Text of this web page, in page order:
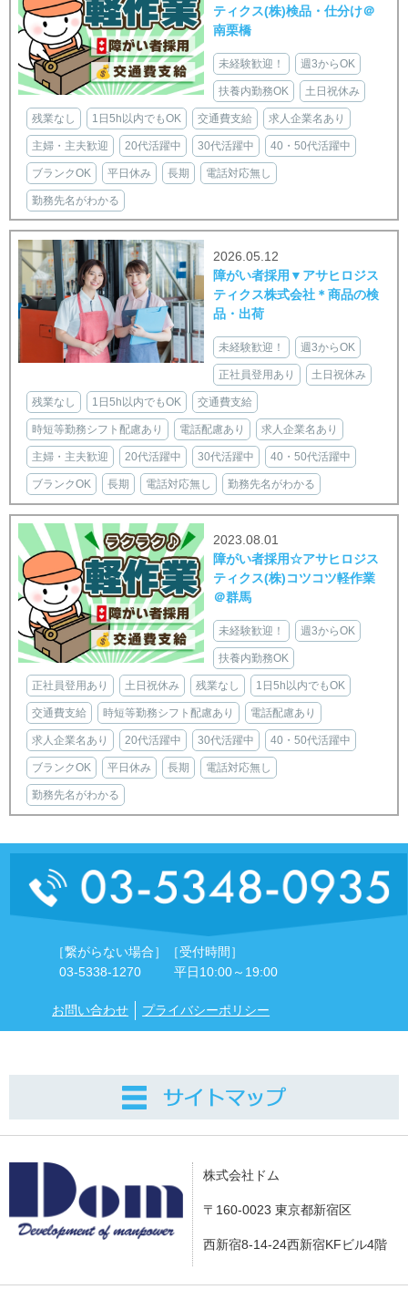
ティクス(株)検品・仕分け＠
南栗橋
未経験歓迎！ 週3からOK
扶養内勤務OK 土日祝休み
残業なし 1日5h以内でもOK 交通費支給 求人企業名あり
主婦・主夫歓迎 20代活躍中 30代活躍中 40・50代活躍中
ブランクOK 平日休み 長期 電話対応無し
勤務先名がわかる
2026.05.12
障がい者採用▼アサヒロジス
ティクス株式会社＊商品の検
品・出荷
未経験歓迎！ 週3からOK
正社員登用あり 土日祝休み
残業なし 1日5h以内でもOK 交通費支給
時短等勤務シフト配慮あり 電話配慮あり 求人企業名あり
主婦・主夫歓迎 20代活躍中 30代活躍中 40・50代活躍中
ブランクOK 長期 電話対応無し 勤務先名がわかる
2023.08.01
障がい者採用☆アサヒロジス
ティクス(株)コツコツ軽作業
＠群馬
未経験歓迎！ 週3からOK
扶養内勤務OK
正社員登用あり 土日祝休み 残業なし 1日5h以内でもOK
交通費支給 時短等勤務シフト配慮あり 電話配慮あり
求人企業名あり 20代活躍中 30代活躍中 40・50代活躍中
ブランクOK 平日休み 長期 電話対応無し
勤務先名がわかる
［繋がらない場合］
03-5338-1270
［受付時間］
平日10:00～19:00
お問い合わせ プライバシーポリシー
株式会社ドム
〒160-0023 東京都新宿区
西新宿8-14-24西新宿KFビル4階